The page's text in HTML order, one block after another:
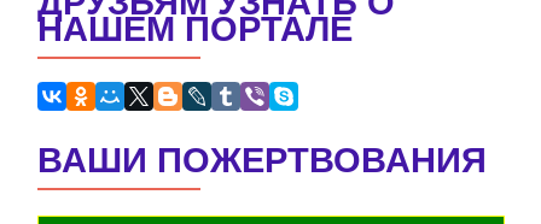
НАШЕМ ПОРТАЛЕ
ВАШИ ПОЖЕРТВОВАНИЯ